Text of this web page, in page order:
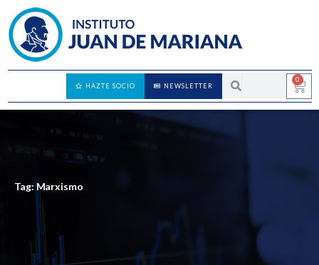
0
NEWSLETTER
HAZTE SOCIO
Tag: Marxismo